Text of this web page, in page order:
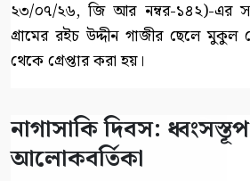
২৩/০৭/২৬, জি আর নম্বর-১৪২)-এর
গ্রামের রইচ উদ্দীন গাজীর ছেলে
থেকে গ্রেপ্তার করা হয়।
নাগাসাকি দিবস:
আলোকবর্তিকা